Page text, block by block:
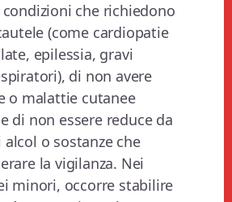
che richiedono
(come cardiopatie
epilessia, gravi
di non avere
o malattie cutanee
di non essere reduce da
o sostanze che
la vigilanza. Nei
minori, occorre stabilire